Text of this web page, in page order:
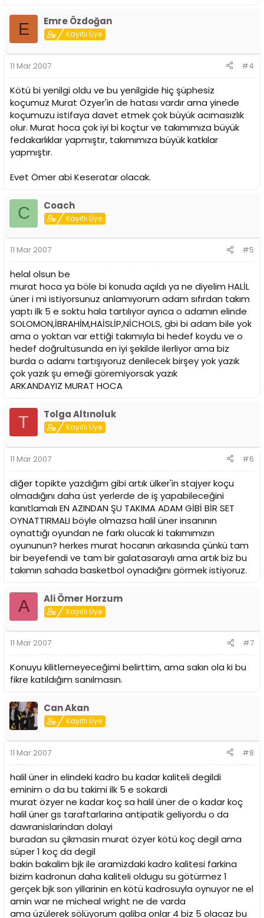
E Emre Özdoğan
Kayıtlı Üye
11 Mar 2007 #4
Kötü bi yenilgi oldu ve bu yenilgide hiç şüphesiz
koçumuz Murat Özyer'in de hatası vardır ama yinede
koçumuzu istifaya davet etmek çok büyük acımasızlık
olur. Murat hoca çok iyi bi koçtur ve takımımıza büyük
fedakarlıklar yapmıştır, takımımıza büyük katkılar
yapmıştır.
Evet Ömer abi Keseratar olacak.
C Coach
Kayıtlı Üye
11 Mar 2007 #5
helal olsun be
murat hoca ya böle bi konuda açıldı ya ne diyelim HALİL
üner i mi istiyorsunuz anlamıyorum adam sıfırdan takım
yaptı ilk 5 e soktu hala tartılıyor ayrıca o adamın elinde
SOLOMON,İBRAHİM,HAİSLİP,NİCHOLS, gbi bi adam bile yok
ama o yoktan var ettiği takımıyla bi hedef koydu ve o
hedef doğrultusunda en iyi şekilde ilerliyor ama biz
burda o adamı tartışıyoruz denilecek birşey yok yazık
çok yazık şu emeği göremiyorsak yazık
ARKANDAYIZ MURAT HOCA
T Tolga Altınoluk
Kayıtlı Üye
11 Mar 2007 #6
diğer topikte yazdığım gibi artık ülker'in stajyer koçu
olmadığını daha üst yerlerde de iş yapabileceğini
kanıtlamalı EN AZINDAN ŞU TAKIMA ADAM GİBİ BİR SET
OYNATTIRMALI böyle olmazsa halil üner insanının
oynattığı oyundan ne farkı olucak ki takımımızın
oyununun? herkes murat hocanın arkasında çünkü tam
bir beyefendi ve tam bir galatasaraylı ama artık biz bu
takımın sahada basketbol oynadığını görmek istiyoruz.
A Ali Ömer Horzum
Kayıtlı Üye
11 Mar 2007 #7
Konuyu kilitlemeyeceğimi belirttim, ama sakın ola ki bu
fikre katıldığım sanılmasın.
Can Akan
Kayıtlı Üye
11 Mar 2007 #8
halil üner in elindeki kadro bu kadar kaliteli degildi
eminim o da bu takimi ilk 5 e sokardi
murat özyer ne kadar koç sa halil üner de o kadar koç
halil üner gs taraftarlarina antipatik geliyordu o da
dawranislarindan dolayi
buradan su çikmasin murat özyer kötü koç degil ama
süper 1 koç da degil
bakin bakalim bjk ile aramizdaki kadro kalitesi farkina
bizim kadronun daha kaliteli oldugu su götürmez 1
gerçek bjk son yillarinin en kötü kadrosuyla oynuyor ne el
amin war ne micheal wright ne de varda
ama üzülerek sölüyorum galiba onlar 4 biz 5 olacaz bu